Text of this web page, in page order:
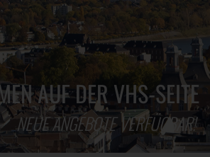
AUF DER VHS-SEITE
NEUE ANGEBOTE VERFÜGBAR!